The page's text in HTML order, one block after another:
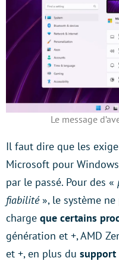
Le message
Il faut dire que les
Microsoft pour
par le passé. Pour des «
fiabilité », le système ne
charge que certains
génération et +, AMD
et +, en plus du support